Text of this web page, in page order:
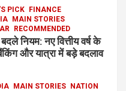
PICK
FINANCE
MAIN STORIES
RECOMMENDED
नियम: नए वित्तीय वर्ष के
और यात्रा में बड़े बदलाव
MAIN STORIES
NATION